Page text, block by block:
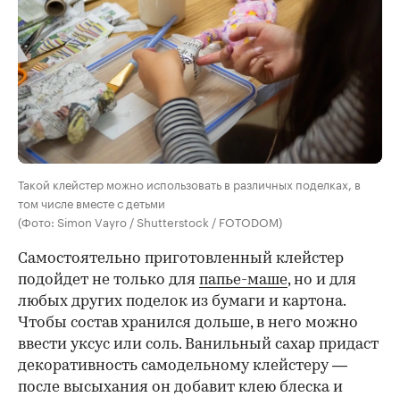
Такой клейстер можно использовать в различных поделках, в
том числе вместе с детьми
(Фото: Simon Vayro / Shutterstock / FOTODOM)
Самостоятельно приготовленный клейстер
подойдет не только для папье-маше, но и для
любых других поделок из бумаги и картона.
Чтобы состав хранился дольше, в него можно
ввести уксус или соль. Ванильный сахар придаст
декоративность самодельному клейстеру —
после высыхания он добавит клею блеска и